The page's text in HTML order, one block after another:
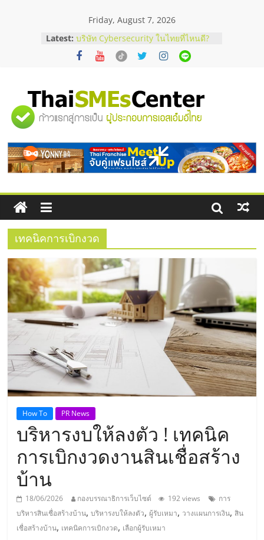
Friday, August 7, 2026
Latest: บริษัท Cybersecurity ในไทยที่ไหนดี?
วิธีเลือกผู้ให้บริการให้คุ้มค่าและตอบ
โจทย์ธุรกิจ
สัมมนาออนไลน์ โอกาสบริหารสถานี
บริการน้ำมัน Shell
สัมมนาลงทุน แฟรนไชส์ยอนนี่
ไชส์ ครั้งที่ 8
ร้านเครื่องเสียงคุณภาพสูง พร้อม
โซลูชันระบบภาพและเสียง
"ศูนย์
รวม
ข้อมูล
ธุรกิจ
SME
แห่ง
ประเทศไทย,
ThaiSMEsCenter,
รวม
ธุรกิจ
เอ
ส
เอ็
เทคนิคการเบิกงวด
How To PR News
บริหารงบให้ลงตัว ! เทคนิค
การเบิกงวดงานสินเชื่อสร้าง
บ้าน
18/06/2026 กองบรรณาธิการเว็บไซต์ 192 views
การ
บริหารสินเชื่อสร้างบ้าน,บริหารงบให้ลงตัว,ผู้รับเหมา, วางแผนการเงิน,สิน
เชื่อสร้างบ้าน, เทคนิคการเบิกงวด, เลือกผู้รับเหมา